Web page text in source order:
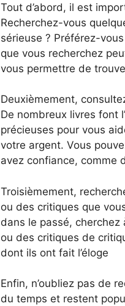
Tout d’abord, il est
Recherchez-vous
sérieuse ? Préférez-
que vous recherchez
vous permettre de
Deuxièmement,
De nombreux livres font
précieuses pour vous
votre argent. Vous
avez confiance, comme
Troisièmement,
ou des critiques que
dans le passé, cherchez
ou des critiques de
dont ils ont fait l’éloge
Enfin, n’oubliez pas de
du temps et restent